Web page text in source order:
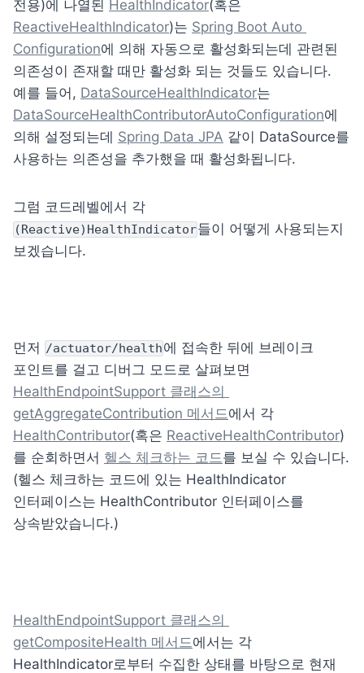
전용)에 나열된 HealthIndicator
ReactiveHealthIndicator)는 Spring Boot Auto
Configuration에 의해 자동으로 활성화되는데 관련된
의존성이 존재할 때만 활성화 되는 것들도 있습니다.
예를 들어, DataSourceHealthIndicator
DataSourceHealthContributorAutoConfiguration에
의해 설정되는데 Spring Data JPA 같이 DataSource를
사용하는 의존성을 추가했을 때 활성화됩니다.
(Reactive)HealthIndicator들이 어떻게 사용되는지
보겠습니다.
먼저 /actuator/health에 접속한 뒤에 브레이크
HealthEndpointSupport 클래스의
getAggregateContribution 메서드
HealthContributor(혹은 ReactiveHealthContributor)
를 순회하면서 헬스 체크하는 코드를 보실 수 있습니다.
(헬스 체크하는 코드에 있는 HealthIndicator
인터페이스는 HealthContributor 인터페이스를
상속받았습니다.)
HealthEndpointSupport 클래스의
getCompositeHealth 메서드에서는 각
HealthIndicator로부터 수집한 상태를 바탕으로 현재